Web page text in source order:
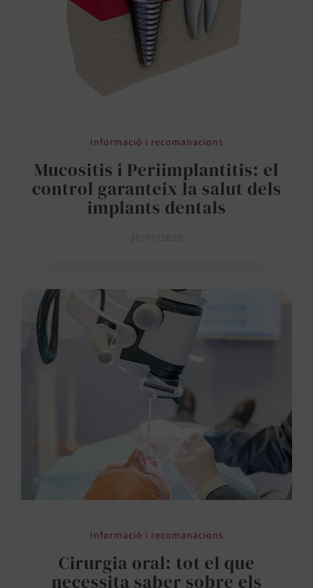
Informació i recomanacions
Mucositis i Periimplantitis: el
control garanteix la salut dels
implants dentals
30/07/2025
Informació i recomanacions
Cirurgia oral: tot el que
necessita saber sobre els